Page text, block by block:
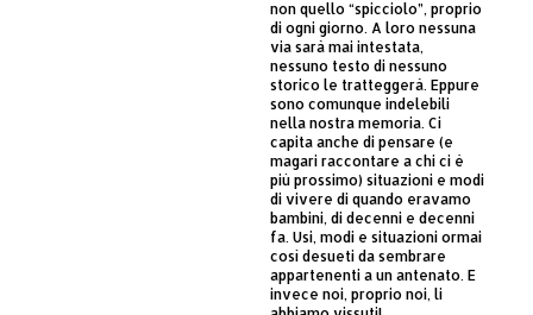
non quello “spicciolo”, proprio
di ogni giorno. A loro nessuna
via sarà mai intestata,
nessuno testo di nessuno
storico le tratteggerà. Eppure
sono comunque indelebili
nella nostra memoria. Ci
capita anche di pensare (e
magari raccontare a chi ci è
più prossimo) situazioni e modi
di vivere di quando eravamo
bambini, di decenni e decenni
fa. Usi, modi e situazioni ormai
così desueti da sembrare
appartenenti a un antenato. E
invece noi, proprio noi, li